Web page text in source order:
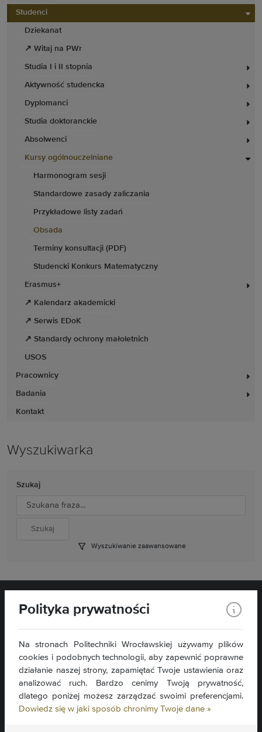
Studenci
Dziekanat
↗ Witaj na PWr
Studia I i II stopnia
Aktywność studencka
Dyplomanci
Studia doktoranckie
Absolwenci
Kursy ogólnouczelniane
Harmonogram sesji
Standardowe zasady zaliczania
Przykładowe listy zadań
Obsada
Terminy konsultacji (PDF)
Studencki Konkurs Matematyczny
Erasmus+
↗ Kalendarz akademicki
↗ Serwis EDoK
↗ Standardy ochrony małoletnich
USOS
Pracownicy
Badania
Kontakt
Wyszukiwarka
Szukaj
Wyszukiwanie zaawansowane
Wydział Matematyki
Wybrzeże Wyspiańskiego 27
50-370 Wrocław
Mapa serwisu »
Polityka prywatności
Na stronach Politechniki Wrocławskiej używamy plików
cookies i podobnych technologii, aby zapewnić poprawne
działanie naszej strony, zapamiętać Twoje ustawienia oraz
analizować ruch. Bardzo cenimy Twoją prywatność,
dlatego poniżej możesz zarządzać swoimi preferencjami.
Dowiedz się w jaki sposób chronimy Twoje dane »